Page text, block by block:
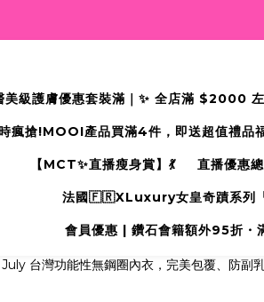
美級護膚優惠套裝滿｜✨ 全店滿 $2000
瘋搶!MOOI產品買滿4件，即送超值禮品福
【MCT✨直播瘦身賞】💃 直播優惠
法國🇫🇷XLuxury女皇奇蹟系列「
會員優惠 | 鑽石會籍額外95